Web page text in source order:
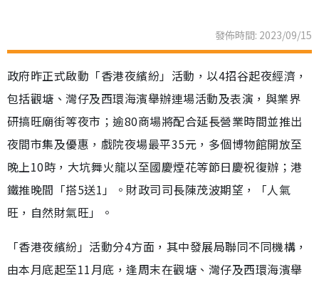
發佈時間: 2023/09/15
政府昨正式啟動「香港夜繽紛」活動，以4招谷起夜經濟，
包括觀塘、灣仔及西環海濱舉辦連場活動及表演，與業界
研搞旺廟街等夜市；逾80商場將配合延長營業時間並推出
夜間市集及優惠，戲院夜場最平35元，多個博物館開放至
晚上10時，大坑舞火龍以至國慶煙花等節日慶祝復辦；港
鐵推晚間「搭5送1」。財政司司長陳茂波期望，「人氣
旺，自然財氣旺」。
「香港夜繽紛」活動分4方面，其中發展局聯同不同機構，
由本月底起至11月底，逢周末在觀塘、灣仔及西環海濱舉